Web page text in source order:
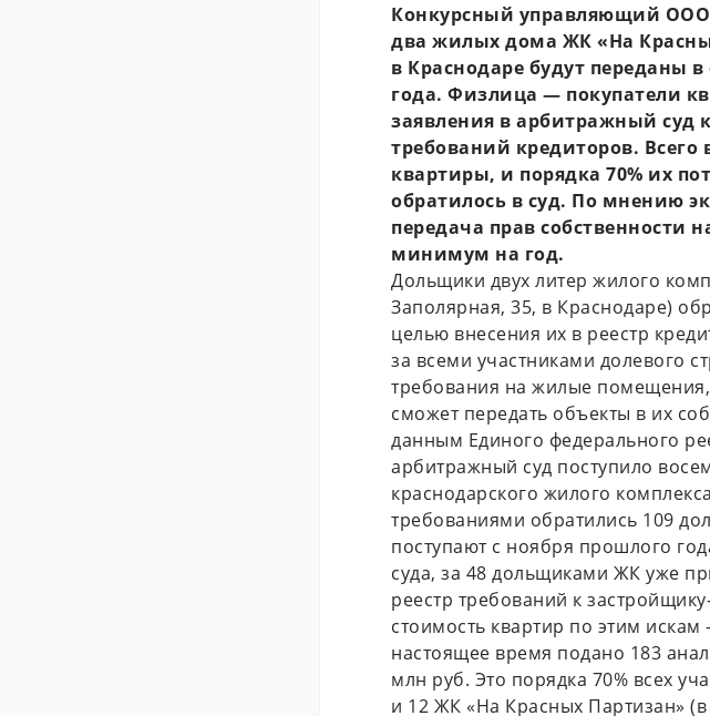
Конкурсный управляющий ООО
два жилых дома ЖК «На
в Краснодаре будут переданы
года. Физлица — покупатели
заявления в арбитражный суд
требований кредиторов.
квартиры, и порядка 70% их
обратилось в суд. По мнению
передача прав собственности
минимум на год.
Дольщики двух литер жилого
Заполярная, 35, в Краснодаре)
целью внесения их в реестр
за всеми участниками долевого
требования на жилые
сможет передать объекты в их
данным Единого федерального
арбитражный суд поступило
краснодарского жилого
требованиями обратились 109
поступают с ноября прошлого
суда, за 48 дольщиками ЖК уже
реестр требований к
стоимость квартир по этим
настоящее время подано 183
млн руб. Это порядка 70% всех
и 12 ЖК «На Красных Партизан»